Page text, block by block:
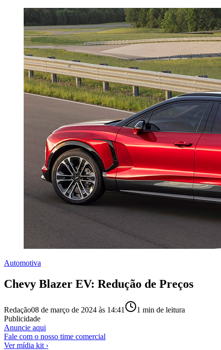
Automotiva
Chevy Blazer EV: Redução de Preços
Redação08 de março de 2024 às 14:41 1 min de leitura
Publicidade
Anuncie aqui
Fale com o nosso time comercial
Ver mídia kit ›